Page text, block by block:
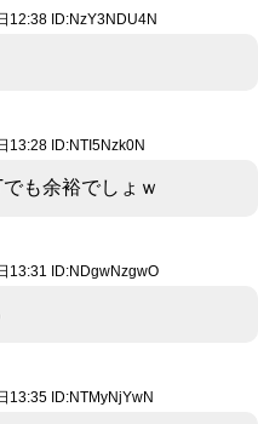
12:38 ID:NzY3NDU4N
13:28 ID:NTI5Nzk0N
も余裕でしょｗ
13:31 ID:NDgwNzgwO
13:35 ID:NTMyNjYwN